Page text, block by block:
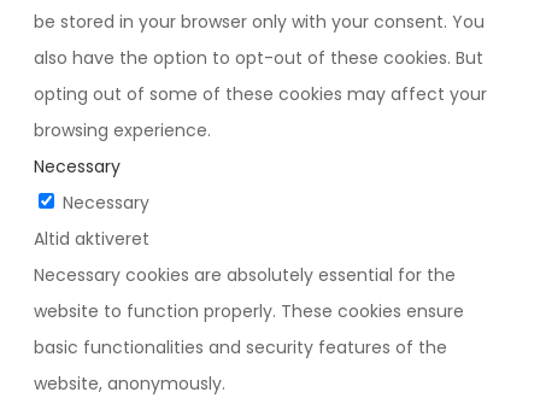
be stored in your browser only with your consent. You
also have the option to opt-out of these cookies. But
opting out of some of these cookies may affect your
browsing experience.
Necessary
Necessary
Altid aktiveret
Necessary cookies are absolutely essential for the
website to function properly. These cookies ensure
basic functionalities and security features of the
website, anonymously.